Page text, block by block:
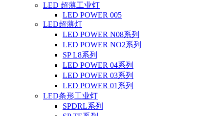
LED 超薄工业灯
LED POWER 005
LED超薄灯
LED POWER N08系列
LED POWER NO2系列
SP L8系列
LED POWER 04系列
LED POWER 03系列
LED POWER 01系列
LED条形工业灯
SPDRL系列